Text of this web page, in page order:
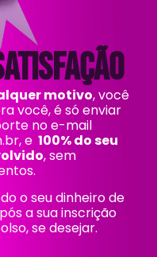
motivo, você
você, é só enviar
no e-mail
, e 100% do seu
, sem
o seu dinheiro de
a sua inscrição
se desejar.